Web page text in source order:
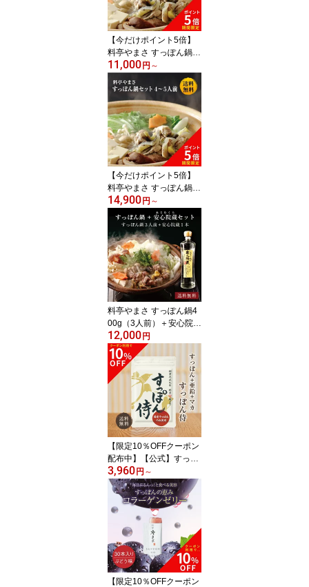
取り寄せ グルメ 敬老の
日 父の日 母の日
【今だけポイント5倍】
料亭やまさ すっぽん鍋4
00g（3人前）送料無料
国産 大分 高級 簡単調理
すっぽん料理 スッポン
スッポン鍋 ギフト プレ
ゼント 鍋 お鍋 鍋セット
長寿祝い 贈り物 健康 お
取り寄せ グルメ 敬老の
日 父の日 母の日
11,000 円 ～
【今だけポイント5倍】
料亭やまさ すっぽん鍋6
00g（4-5人前）送料無料
国産 大分 高級 簡単調理
すっぽん料理 スッポン
スッポン鍋 ギフト プレ
ゼント 鍋 お鍋 鍋セット
長寿祝い 贈り物 健康 お
取り寄せ グルメ 敬老の
日 父の日 母の日
14,900 円 ～
料亭やまさ すっぽん鍋4
00g（3人前）＋安心院蔵
セット送料無料 国産 大
分 高級 簡単調理 すっぽ
ん料理 スッポン スッポ
ン鍋 ギフト プレゼント
鍋 鍋セット 長寿祝い 誕
生日 焼酎 麦焼酎 大分焼
酎 健康 お取り寄せ お取
り寄せ鍋 母の日 父の日
12,000 円
【限定10％OFFクーポン
配布中】【公式】すっぽ
ん侍 1袋62粒入り(約1か
月分) すっぽん マカ 亜鉛
グルコン酸 アミノ酸 サ
プリ サプリメント 国産
朝 目覚め 活力 男性 20代
30代 40代 50代 60代 お
すすめ スッポン 1ヶ月 お
試し 料亭やまさ 送料無
料
3,960 円 ～
【限定10％OFFクーポン